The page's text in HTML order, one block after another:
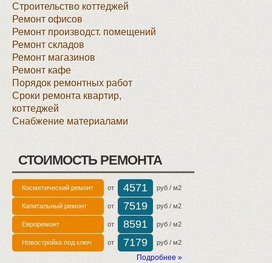
Строительство коттеджей
Ремонт офисов
Ремонт производст. помещений
Ремонт складов
Ремонт магазинов
Ремонт кафе
Порядок ремонтных работ
Сроки ремонта квартир,
коттеджей
Снабжение материалами
СТОИМОСТЬ РЕМОНТА
Косметический ремонт от 4571 руб / м2
Капитальный ремонт от 7519 руб / м2
Евроремонт от 8591 руб / м2
Новостройка под ключ от 7179 руб / м2
Подробнее »